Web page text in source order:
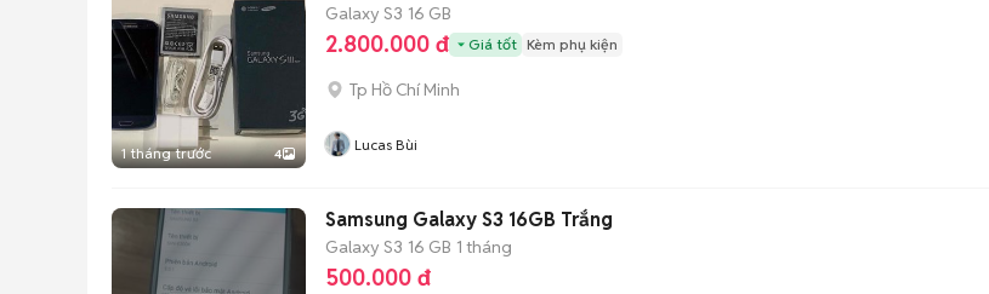
1 tháng trước 4
Galaxy S3 16 GB
2.800.000 đ Giá tốt Kèm phụ kiện
Tp Hồ Chí Minh
Lucas Bùi
Samsung Galaxy S3 16GB Trắng
Galaxy S3 16 GB 1 tháng
500.000 đ